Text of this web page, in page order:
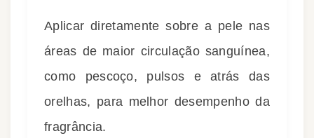
Aplicar diretamente sobre a pele nas
áreas de maior circulação sanguínea,
como pescoço, pulsos e atrás das
orelhas, para melhor desempenho da
fragrância.